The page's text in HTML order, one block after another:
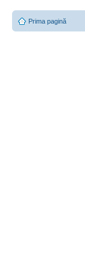
Prima pagină